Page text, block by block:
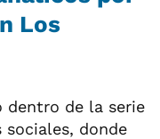
Los
dentro de la serie
sociales, donde